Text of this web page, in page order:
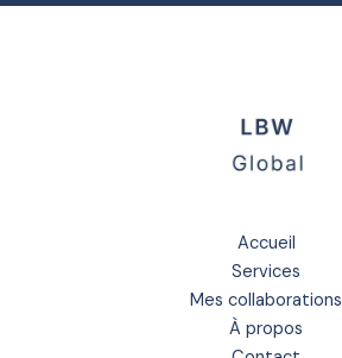
Accueil
Services
Mes collaborations
À propos